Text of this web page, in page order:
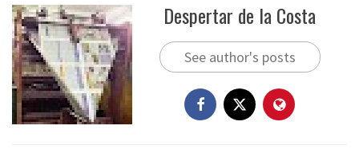
Despertar de la Costa
See author's posts